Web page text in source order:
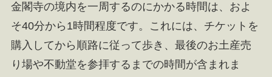
金閣寺の境内を一周するのにかかる時間は、およ
そ40分から1時間程度です。これには、チケットを
購入してから順路に従って歩き、最後のお土産売
り場や不動堂を参拝するまでの時間が含まれま